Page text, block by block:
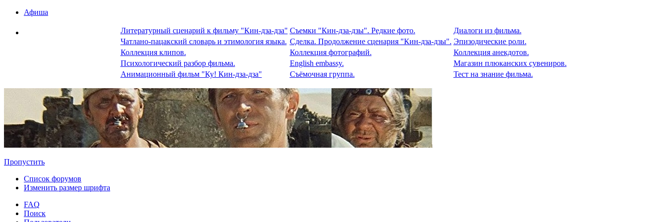
Афиша
Литературный сценарий к фильму "Кин-дза-дза" Съемки "Кин-дза-дзы". Редкие фото.
Диалоги из фильма.
Чатлано-пацакский словарь и этимология языка. Сделка. Продолжение сценария "Кин-дза-дзы". Эпизодические роли.
Коллекция клипов.
Коллекция фотографий.
Коллекция анекдотов.
Психологический разбор фильма.
English embassy.
Магазин плюканских сувениров.
Анимационный фильм "Ку! Кин-дза-дза"
Съёмочная группа. Тест на знание фильма.
Пропустить
Список форумов
Изменить размер шрифта
FAQ
Поиск